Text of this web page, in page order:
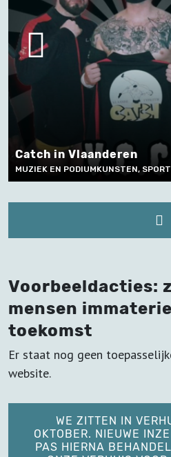
EN SPEL SPORT EN SPEL
Voorbeeldacties:
mensen
toekomst
Er staat nog geen
website.
WE ZITTEN IN
OKTOBER. NIEUWE
PAS HIERNA